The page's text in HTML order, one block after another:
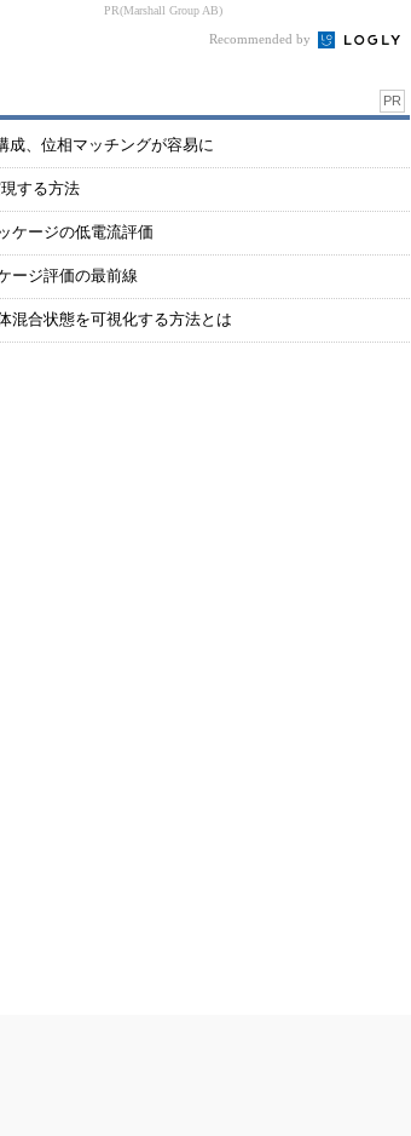
PR(Marshall Group AB)
Recommended by
PR
成、位相マッチングが容易に
する方法
ケージの低電流評価
ージ評価の最前線
混合状態を可視化する方法とは